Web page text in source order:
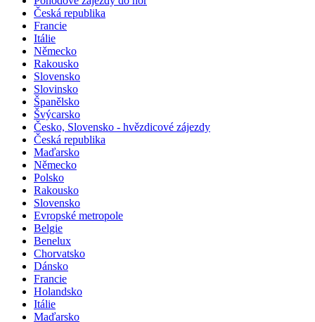
Česká republika
Francie
Itálie
Německo
Rakousko
Slovensko
Slovinsko
Španělsko
Švýcarsko
Česko, Slovensko - hvězdicové zájezdy
Česká republika
Maďarsko
Německo
Polsko
Rakousko
Slovensko
Evropské metropole
Belgie
Benelux
Chorvatsko
Dánsko
Francie
Holandsko
Itálie
Maďarsko